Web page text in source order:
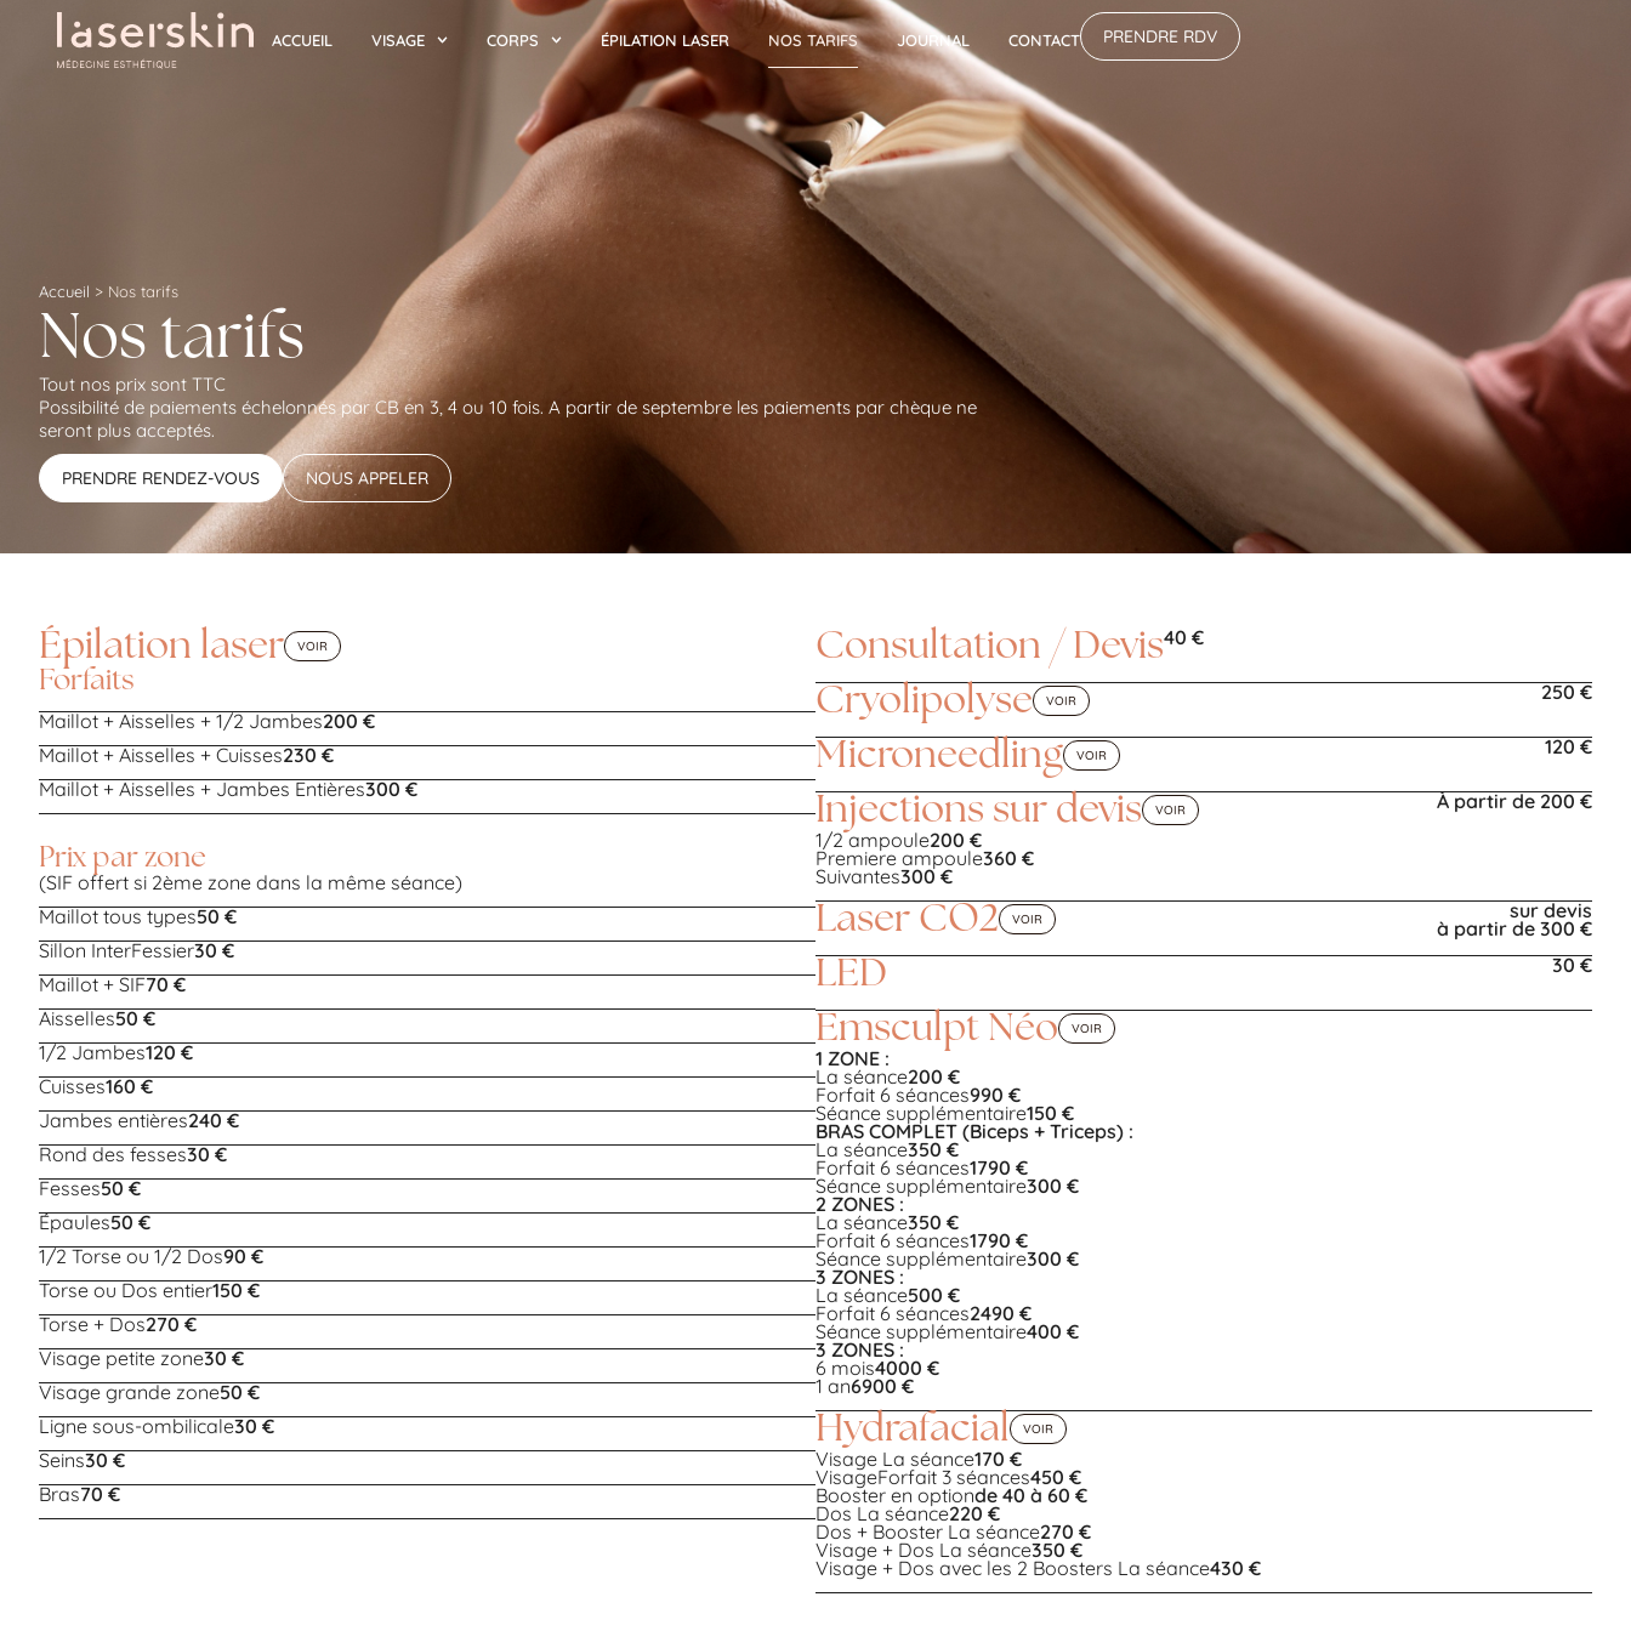
ACCUEIL VISAGE CORPS ÉPILATION LASER NOS TARIFS JOURNAL CONTACT PRENDRE RDV
Accueil > Nos tarifs
Nos tarifs
Tout nos prix sont TTC
Possibilité de paiements échelonnés par CB en 3, 4 ou 10 fois. A partir de septembre les paiements par chèque ne
seront plus acceptés.
PRENDRE RENDEZ-VOUS NOUS APPELER
Épilation laser VOIR
Forfaits
Maillot + Aisselles + 1/2 Jambes200 €
Maillot + Aisselles + Cuisses230 €
Maillot + Aisselles + Jambes Entières300 €
Prix par zone
(SIF offert si 2ème zone dans la même séance)
Maillot tous types50 €
Sillon InterFessier30 €
Maillot + SIF70 €
Aisselles50 €
1/2 Jambes120 €
Cuisses160 €
Jambes entières240 €
Rond des fesses30 €
Fesses50 €
Épaules50 €
1/2 Torse ou 1/2 Dos90 €
Torse ou Dos entier150 €
Torse + Dos270 €
Visage petite zone30 €
Visage grande zone50 €
Ligne sous-ombilicale30 €
Seins30 €
Bras70 €
Consultation / Devis40 €
Cryolipolyse VOIR 250 €
Microneedling VOIR 120 €
Injections sur devis VOIR
À partir de 200 €
1/2 ampoule200 €
Premiere ampoule360 €
Suivantes300 €
Laser CO2 VOIR sur devis
à partir de 300 €
LED 30 €
Emsculpt Néo VOIR
1 ZONE :
La séance200 €
Forfait 6 séances990 €
Séance supplémentaire150 €
BRAS COMPLET (Biceps + Triceps) :
La séance350 €
Forfait 6 séances1790 €
Séance supplémentaire300 €
2 ZONES :
La séance350 €
Forfait 6 séances1790 €
Séance supplémentaire300 €
3 ZONES :
La séance500 €
Forfait 6 séances2490 €
Séance supplémentaire400 €
3 ZONES :
6 mois4000 €
1 an6900 €
Hydrafacial VOIR
Visage La séance170 €
VisageForfait 3 séances450 €
Booster en optionde 40 à 60 €
Dos La séance220 €
Dos + Booster La séance270 €
Visage + Dos La séance350 €
Visage + Dos avec les 2 Boosters La séance430 €